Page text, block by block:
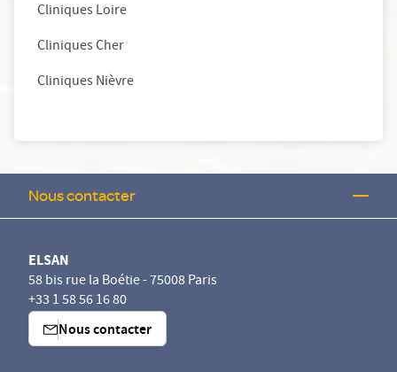
Cliniques Loire
Cliniques Cher
Cliniques Nièvre
Nous contacter
ELSAN
58 bis rue la Boétie - 75008 Paris
+33 1 58 56 16 80
Nous contacter